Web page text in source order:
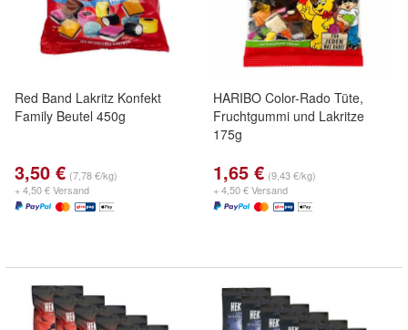
Red Band Lakritz Konfekt
Family Beutel 450g
3,50 € (7,78 €/kg)
+ 4,50 € Versand
HARIBO Color-Rado Tüte,
Fruchtgummi und Lakritze
175g
1,65 € (9,43 €/kg)
+ 4,50 € Versand